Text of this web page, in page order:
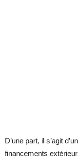
D’une part, il s’agit
financements